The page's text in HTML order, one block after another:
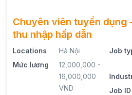
Chuyên viên tuyển dụng
thu nhập hấp dẫn
Locations
Hà Nội
Mức lương
12,000,000 -
16,000,000
VND
Job
Job ID